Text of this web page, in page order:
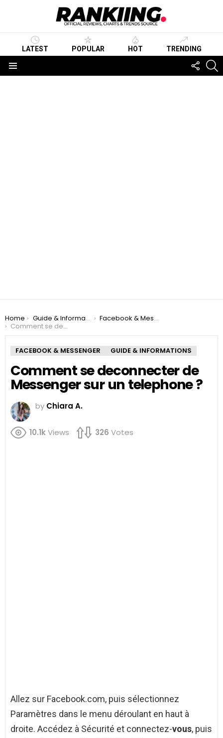
LATEST POPULAR HOT TRENDING
US
You are here:
Home Guide & Informations
Facebook & Messenger
Comment se deconnecter de Messenger sur un telephone ?
FACEBOOK & MESSENGER GUIDE & INFORMATIONS
Comment se deconnecter de
Messenger sur un telephone ?
by Chiara A.
10.1kViews 326 Votes
Allez sur Facebook.com, puis sélectionnez
Paramètres dans le menu déroulant en haut à
droite. Accédez à Sécurité et connectez-vous, puis